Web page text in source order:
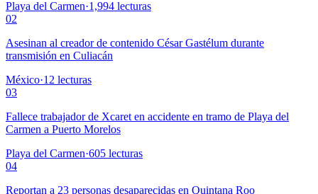
Playa del Carmen·1,994 lecturas
02
Asesinan al creador de contenido César Gastélum durante
transmisión en Culiacán
México·12 lecturas
03
Fallece trabajador de Xcaret en accidente en tramo de Playa del
Carmen a Puerto Morelos
Playa del Carmen·605 lecturas
04
Reportan a 23 personas desaparecidas en Quintana Roo